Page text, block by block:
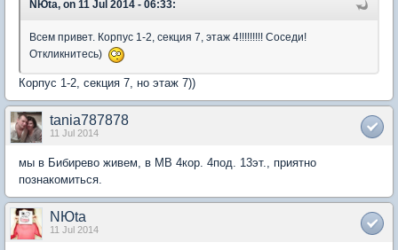
NЮta, on 11 Jul 2014 - 06:33:
Всем привет. Корпус 1-2, секция 7, этаж 4!!!!!!!!! Соседи!
Откликнитесь)
Корпус 1-2, секция 7, но этаж 7))
tania787878
11 Jul 2014
мы в Бибирево живем, в МВ 4кор. 4под. 13эт., приятно
познакомиться.
NЮta
11 Jul 2014